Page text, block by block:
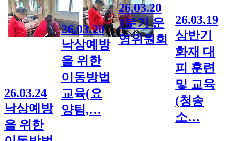
26.03.24
낙상예방
을 위한
26.03.20
낙상예방
을 위한
이동방법
교육(요
양팀,…
26.03.20
1분기 운
영위원회
26.03.19
상반기
화재 대
피 훈련
및 교육
(청송
소…